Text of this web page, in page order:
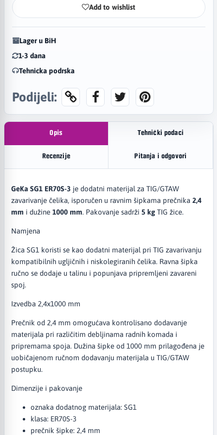
Add to wishlist
Lager u BiH
1-3 dana
Tehnicka podrska
Podijeli:
Opis Tehnički podaci
Recenzije Pitanja i odgovori
GeKa SG1 ER70S-3 je dodatni materijal za TIG/GTAW
zavarivanje čelika, isporučen u ravnim šipkama prečnika 2,4
mm i dužine 1000 mm. Pakovanje sadrži 5 kgTIG žice.
Namjena
Žica SG1 koristi se kao dodatni materijal pri TIG zavarivanju
kompatibilnih ugljičnih i niskolegiranih čelika. Ravna šipka
ručno se dodaje u talinu i popunjava pripremljeni zavareni
spoj.
Izvedba 2,4x1000 mm
Prečnik od 2,4 mm omogućava kontrolisano dodavanje
materijala pri različitim debljinama radnih komada i
pripremama spoja. Dužina šipke od 1000 mm prilagođena je
uobičajenom ručnom dodavanju materijala u TIG/GTAW
postupku.
Dimenzije i pakovanje
oznaka dodatnog materijala: SG1
klasa: ER70S-3
prečnik šipke: 2,4 mm